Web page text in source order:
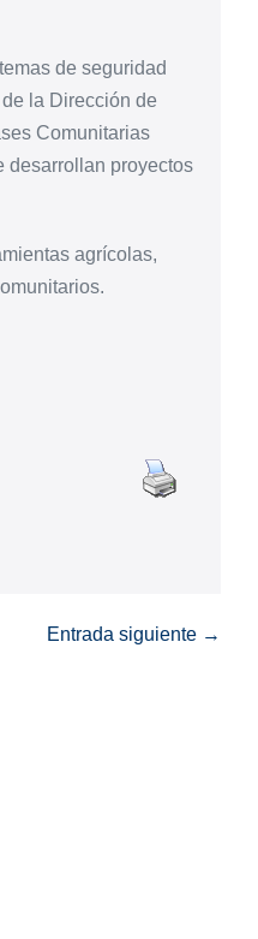
de seguridad
la Dirección de
Comunitarias
desarrollan proyectos
agrícolas,
Entrada siguiente →